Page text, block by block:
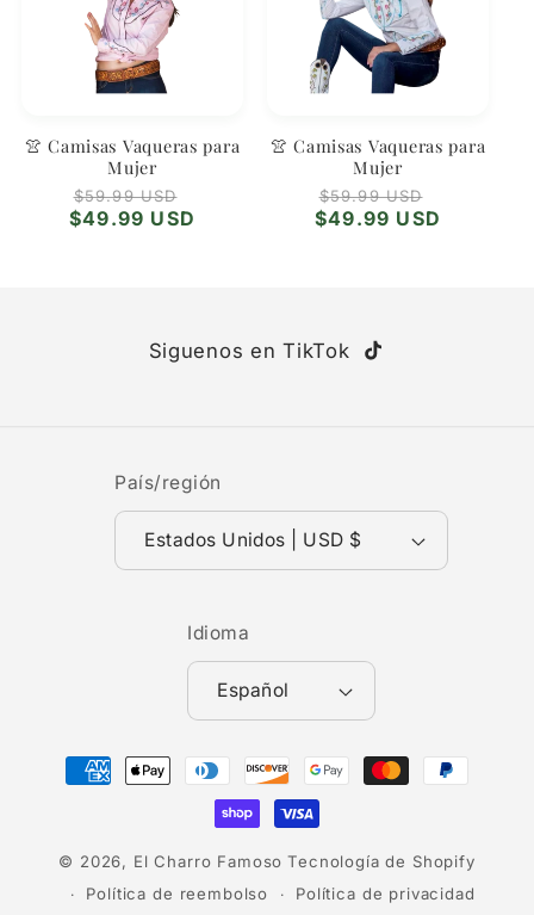
👚 Camisas Vaqueras para
Mujer
Precio
habitual
$59.99 USD
de
$49.99 USD
👚 Camisas Vaqueras para
Mujer
Precio
habitual
$59.99 USD
de
$49.99 USD
Siguenos en TikTok
TikTok
País/región
Estados Unidos | USD $
Idioma
Español
Formas
© 2026, El Charro Famoso Tecnología de Shopify
Política de reembolso
Política de privacidad